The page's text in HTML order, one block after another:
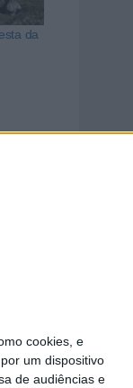
cookies, e
um dispositivo
de audiências e
da